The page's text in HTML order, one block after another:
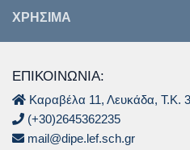
ΧΡΉΣΙΜΑ
ΕΠΙΚΟΙΝΩΝΙΑ:
Καραβέλα 11, Λευκάδα, Τ.Κ.
(+30)2645362235
mail@dipe.lef.sch.gr